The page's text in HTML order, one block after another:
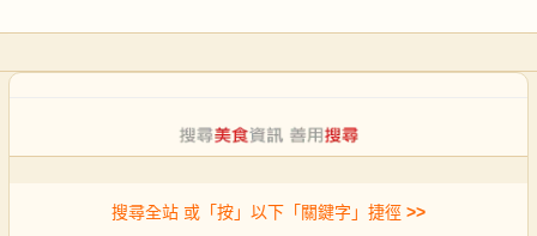
搜尋全站 或「按」以下「關鍵字」捷徑 >>